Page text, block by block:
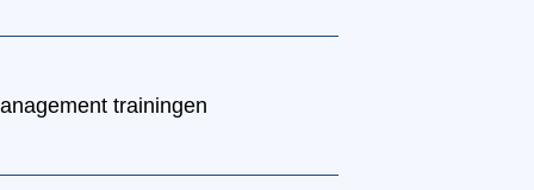
trainingen